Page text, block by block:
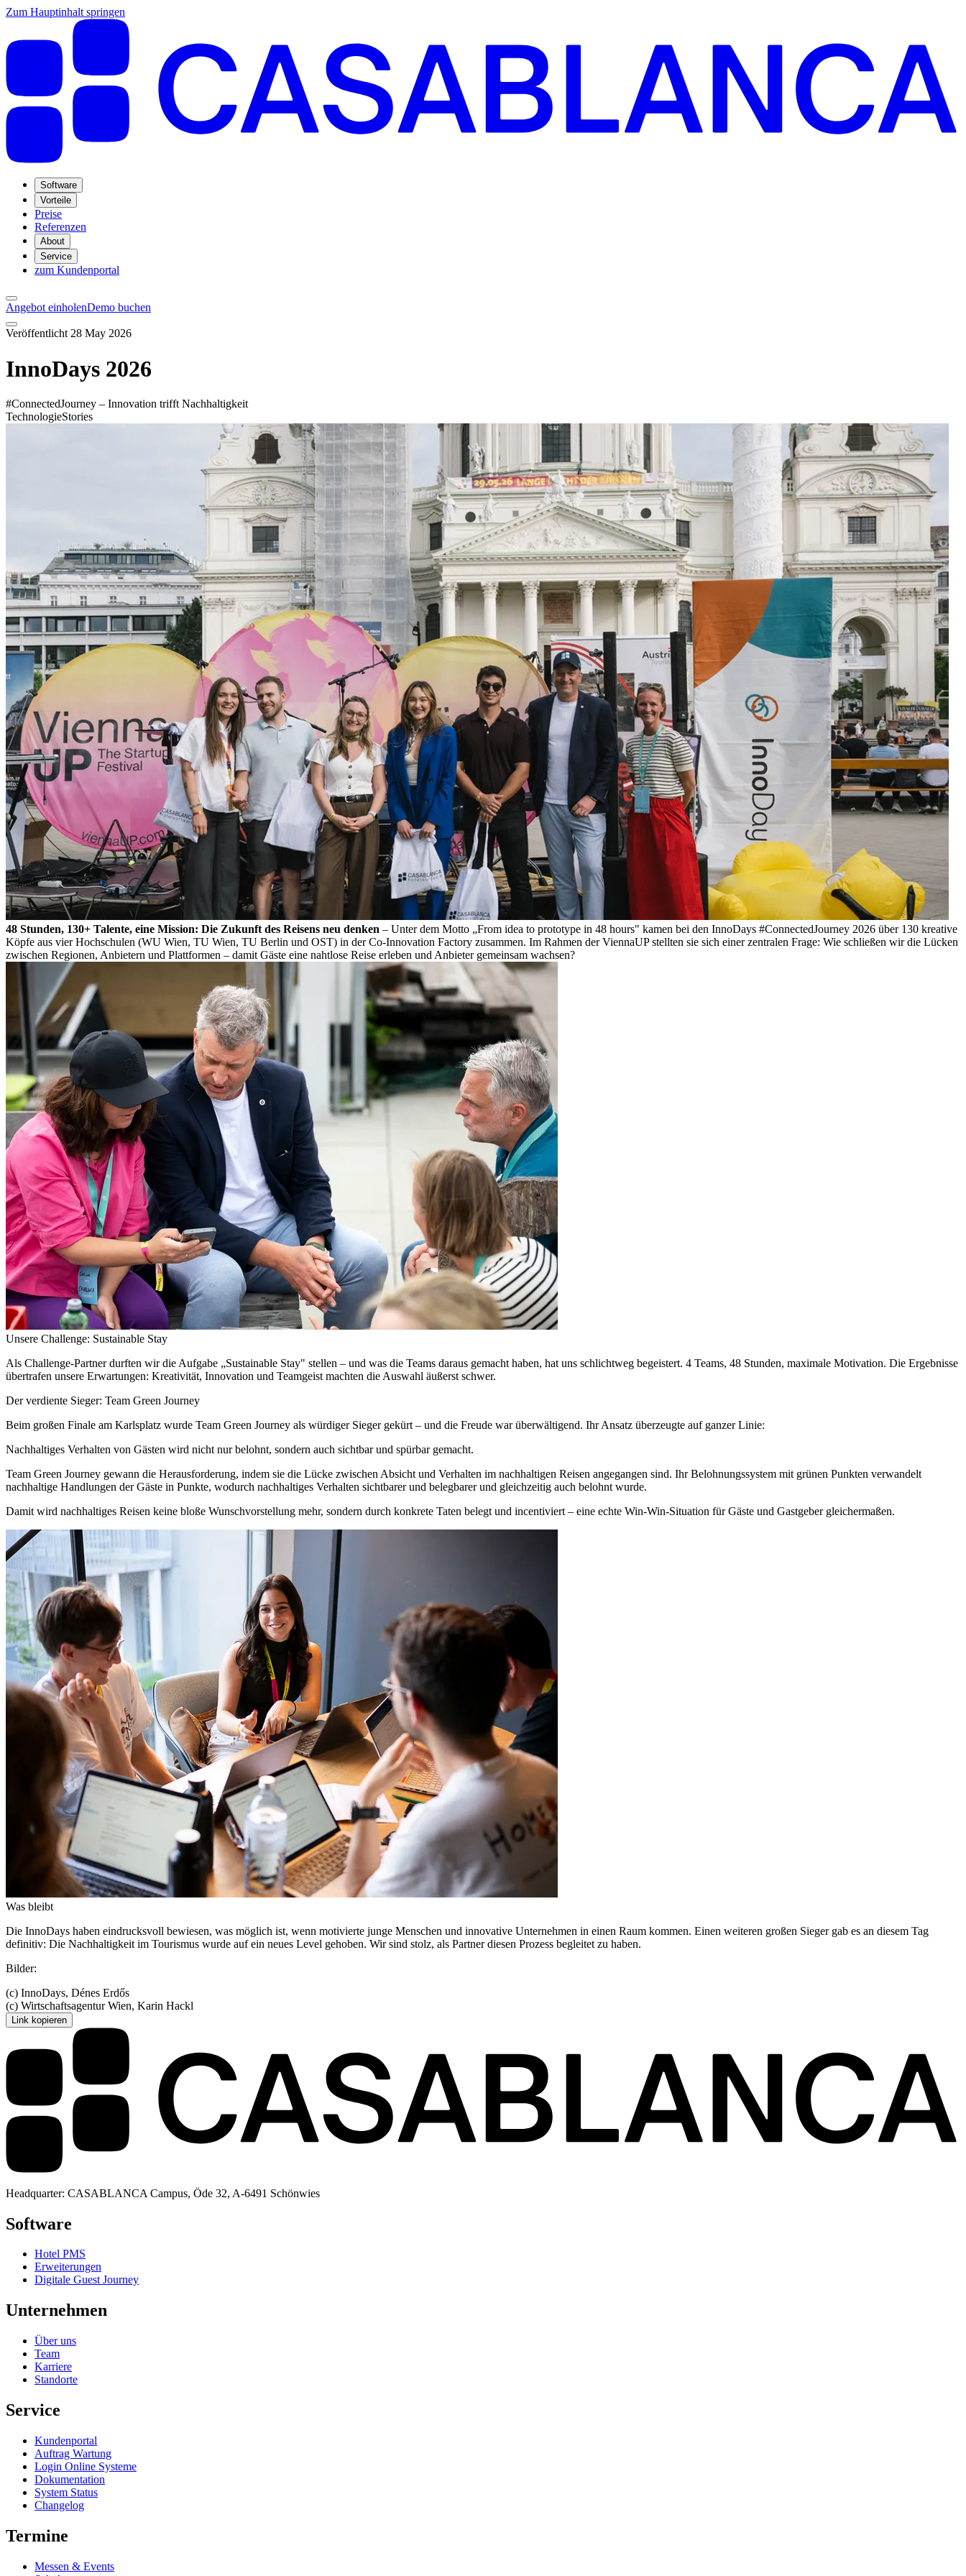
Zum Hauptinhalt springen
Software
Vorteile
Preise
Referenzen
About
Service
zum Kundenportal
Angebot einholenDemo buchen
Veröffentlicht 28 May 2026
InnoDays 2026
#ConnectedJourney – Innovation trifft Nachhaltigkeit
TechnologieStories
48 Stunden, 130+ Talente, eine Mission: Die Zukunft des Reisens neu denken – Unter dem Motto „From idea to prototype in 48 hours" kamen bei den InnoDays #ConnectedJourney 2026 über 130 kreative
Köpfe aus vier Hochschulen (WU Wien, TU Wien, TU Berlin und OST) in der Co-Innovation Factory zusammen. Im Rahmen der ViennaUP stellten sie sich einer zentralen Frage: Wie schließen wir die Lücken
zwischen Regionen, Anbietern und Plattformen – damit Gäste eine nahtlose Reise erleben und Anbieter gemeinsam wachsen?
Unsere Challenge: Sustainable Stay
Als Challenge-Partner durften wir die Aufgabe „Sustainable Stay" stellen – und was die Teams daraus gemacht haben, hat uns schlichtweg begeistert. 4 Teams, 48 Stunden, maximale Motivation. Die Ergebnisse
übertrafen unsere Erwartungen: Kreativität, Innovation und Teamgeist machten die Auswahl äußerst schwer.
Der verdiente Sieger: Team Green Journey
Beim großen Finale am Karlsplatz wurde Team Green Journey als würdiger Sieger gekürt – und die Freude war überwältigend. Ihr Ansatz überzeugte auf ganzer Linie:
Nachhaltiges Verhalten von Gästen wird nicht nur belohnt, sondern auch sichtbar und spürbar gemacht.
Team Green Journey gewann die Herausforderung, indem sie die Lücke zwischen Absicht und Verhalten im nachhaltigen Reisen angegangen sind. Ihr Belohnungssystem mit grünen Punkten verwandelt
nachhaltige Handlungen der Gäste in Punkte, wodurch nachhaltiges Verhalten sichtbarer und belegbarer und gleichzeitig auch belohnt wurde.
Damit wird nachhaltiges Reisen keine bloße Wunschvorstellung mehr, sondern durch konkrete Taten belegt und incentiviert – eine echte Win-Win-Situation für Gäste und Gastgeber gleichermaßen.
Was bleibt
Die InnoDays haben eindrucksvoll bewiesen, was möglich ist, wenn motivierte junge Menschen und innovative Unternehmen in einen Raum kommen. Einen weiteren großen Sieger gab es an diesem Tag
definitiv: Die Nachhaltigkeit im Tourismus wurde auf ein neues Level gehoben. Wir sind stolz, als Partner diesen Prozess begleitet zu haben.
Bilder:
(c) InnoDays, Dénes Erdős
(c) Wirtschaftsagentur Wien, Karin Hackl
Link kopieren
Headquarter: CASABLANCA Campus, Öde 32, A-6491 Schönwies
Software
Hotel PMS
Erweiterungen
Digitale Guest Journey
Unternehmen
Über uns
Team
Karriere
Standorte
Service
Kundenportal
Auftrag Wartung
Login Online Systeme
Dokumentation
System Status
Changelog
Termine
Messen & Events